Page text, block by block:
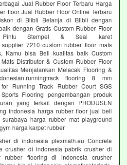
Jual Rubber Floor Terbaru Harga
floor Jual Rubber Floor Online Terbaru
di Blibli Belanja di Blibli dengan
dengan Gratis Custom Rubber Floor
Stempel & Seal karet
supplier 7210 custom rubber floor mats
Kamu bisa Beli kualitas baik Custom
Distributor & Custom Rubber Floor
Menjalankan Melacak Flooring &
flooring 8 mm
Running Track Rubber Court SGS
Flooring pengembangan produk
yang terkait dengan PRODUSEN
indonesia harga rubber floor jual beli
harga rubber mat playground
harga karpet rubber
di indonesia plexmath.eu Concrete
crusher di indonesia pabrik crusher di
rubber flooring di indonesia crusher